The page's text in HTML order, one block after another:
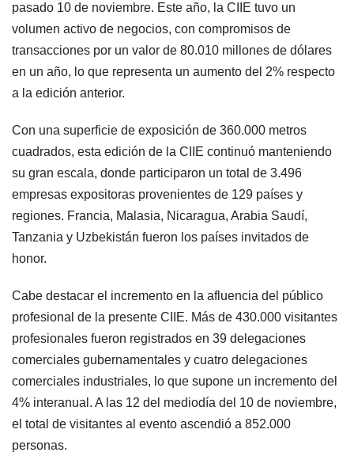
pasado 10 de noviembre. Este año, la CIIE tuvo un
volumen activo de negocios, con compromisos de
transacciones por un valor de 80.010 millones de dólares
en un año, lo que representa un aumento del 2% respecto
a la edición anterior.
Con una superficie de exposición de 360.000 metros
cuadrados, esta edición de la CIIE continuó manteniendo
su gran escala, donde participaron un total de 3.496
empresas expositoras provenientes de 129 países y
regiones. Francia, Malasia, Nicaragua, Arabia Saudí,
Tanzania y Uzbekistán fueron los países invitados de
honor.
Cabe destacar el incremento en la afluencia del público
profesional de la presente CIIE. Más de 430.000 visitantes
profesionales fueron registrados en 39 delegaciones
comerciales gubernamentales y cuatro delegaciones
comerciales industriales, lo que supone un incremento del
4% interanual. A las 12 del mediodía del 10 de noviembre,
el total de visitantes al evento ascendió a 852.000
personas.